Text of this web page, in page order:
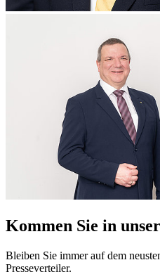
Kommen Sie in
Bleiben Sie immer auf dem
Presseverteiler.